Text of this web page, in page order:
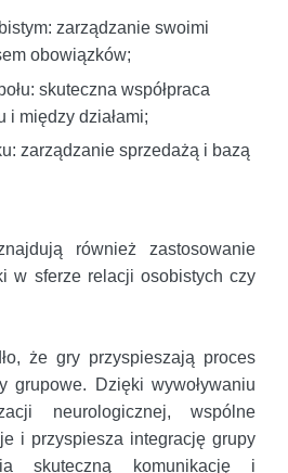
zarządzanie swoimi
obowiązków;
skuteczna współpraca
i między działami;
zarządzanie sprzedażą i bazą
również zastosowanie
w sferze relacji osobistych czy
że gry przyspieszają proces
grupowe. Dzięki wywoływaniu
neurologicznej, wspólne
i przyspiesza integrację grupy
skuteczną komunikację i